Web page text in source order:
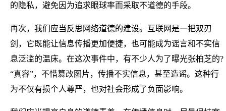
的隐私，避免因为追求眼球率而采取不道德的手段。
再次，我们应当反思网络道德的建设。互联网是一把双刃
剑，它既能让信息传播更加便捷，也可能成为谣言和不实信
息泛滥的温床。在这次事件中，有不少人为了曝光张柏芝的?
“真容”，不惜篡改图片，传播不实信息，甚至造谣。这种行
为不仅有损个人尊严，也对社会形成了负面影响。